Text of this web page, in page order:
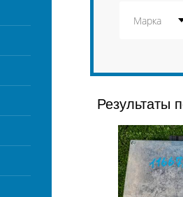
Результаты